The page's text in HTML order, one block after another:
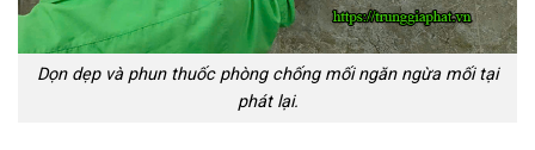
Dọn dẹp và phun thuốc phòng chống mối ngăn ngừa mối tại
phát lại.